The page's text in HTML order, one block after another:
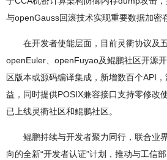
与openGauss回滚技术实现重要数据加密
在开发者使能层面，目前灵衢协议及
openEuler、openFuyao及鲲鹏社区开源
区版本或源码编译集成，新增数百个API
益，同时提供POSIX兼容接口支持零修改
已上线灵衢社区和鲲鹏社区。
鲲鹏持续与开发者聚力同行，联合业
向的全新“开发者认证”计划，推动与工信